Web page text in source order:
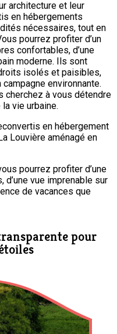
architecture et leur
en hébergements
nécessaires, tout en
pourrez profiter d’un
confortables, d’une
moderne. Ils sont
isolés et paisibles,
environnante.
cherchez à vous détendre
vie urbaine.
en hébergement
Louvière aménagé en
pourrez profiter d’une
d’une vue imprenable sur
de vacances que
pour